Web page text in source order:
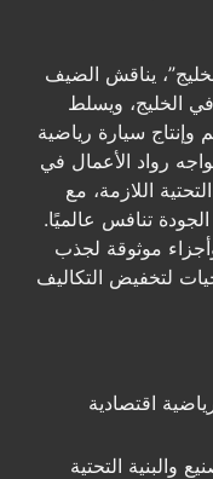
يناقش الضيف
الخليج، ويسلط
سيارة رياضية
رواد الأعمال في
اللازمة، مع
تنافس عالميًا.
موثوقة لجذب
لتخفيض التكاليف
اقتصادية
والبنية التحتية